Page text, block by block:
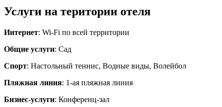
Услуги на територии отеля
Интернет: Wi-Fi по всей территории
Общие услуги: Сад
Спорт: Настольный теннис, Водные виды, Волейбол
Пляжная линия: 1-ая пляжная линия
Бизнес-услуги: Конференц-зал